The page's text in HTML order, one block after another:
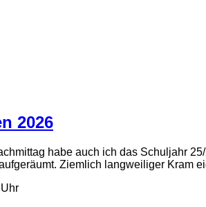
2026
habe auch ich das Schuljahr
Ziemlich langweiliger Kram